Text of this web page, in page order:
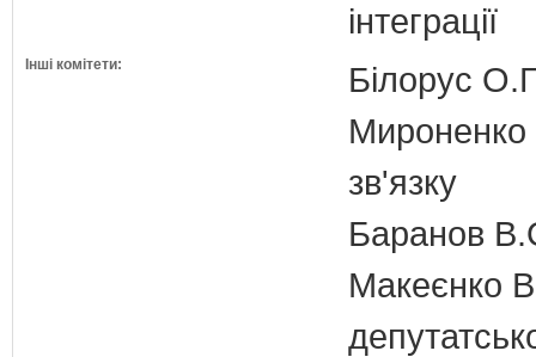
інтеграції
Інші комітети:
Білорус
Мироненко
зв'язку
Баранов
Макеєнко